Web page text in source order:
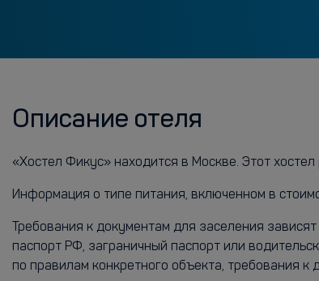
Описание отеля
«Хостел Фикус» находится в Москве. Этот
Информация о типе питания, включенном в
Требования к документам для заселения
паспорт РФ, заграничный паспорт или
по правилам конкретного объекта, требования